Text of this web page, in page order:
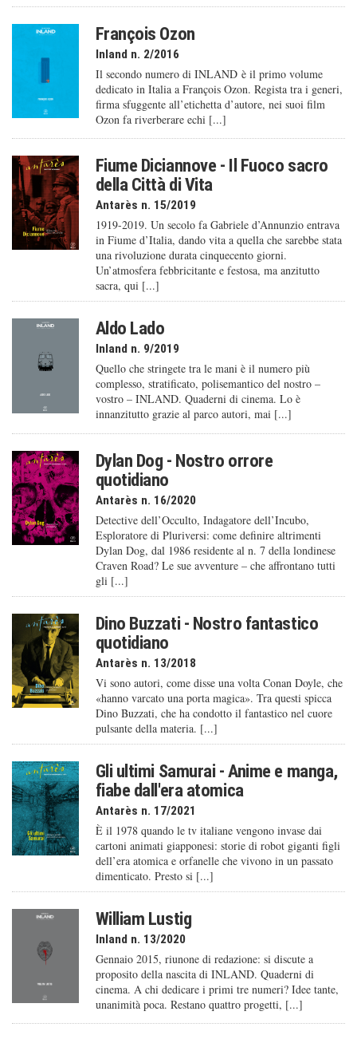
François Ozon
Inland n. 2/2016
Il secondo numero di INLAND è il primo volume
dedicato in Italia a François Ozon. Regista tra i generi,
firma sfuggente all’etichetta d’autore, nei suoi film
Ozon fa riverberare echi [...]
Fiume Diciannove - Il Fuoco sacro
della Città di Vita
Antarès n. 15/2019
1919-2019. Un secolo fa Gabriele d’Annunzio entrava
in Fiume d’Italia, dando vita a quella che sarebbe stata
una rivoluzione durata cinquecento giorni.
Un’atmosfera febbricitante e festosa, ma anzitutto
sacra, qui [...]
Aldo Lado
Inland n. 9/2019
Quello che stringete tra le mani è il numero più
complesso, stratificato, polisemantico del nostro –
vostro – INLAND. Quaderni di cinema. Lo è
innanzitutto grazie al parco autori, mai [...]
Dylan Dog - Nostro orrore
quotidiano
Antarès n. 16/2020
Detective dell’Occulto, Indagatore dell’Incubo,
Esploratore di Pluriversi: come definire altrimenti
Dylan Dog, dal 1986 residente al n. 7 della londinese
Craven Road? Le sue avventure – che affrontano tutti
gli [...]
Dino Buzzati - Nostro fantastico
quotidiano
Antarès n. 13/2018
Vi sono autori, come disse una volta Conan Doyle, che
«hanno varcato una porta magica». Tra questi spicca
Dino Buzzati, che ha condotto il fantastico nel cuore
pulsante della materia. [...]
Gli ultimi Samurai - Anime e manga,
fiabe dall'era atomica
Antarès n. 17/2021
È il 1978 quando le tv italiane vengono invase dai
cartoni animati giapponesi: storie di robot giganti figli
dell’era atomica e orfanelle che vivono in un passato
dimenticato. Presto si [...]
William Lustig
Inland n. 13/2020
Gennaio 2015, riunone di redazione: si discute a
proposito della nascita di INLAND. Quaderni di
cinema. A chi dedicare i primi tre numeri? Idee tante,
unanimità poca. Restano quattro progetti, [...]